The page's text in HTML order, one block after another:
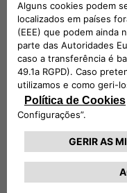
Portugal
Espanha